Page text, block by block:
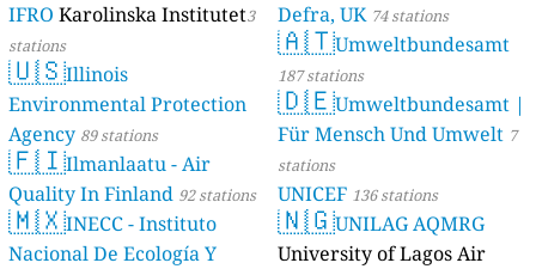
IFRO Karolinska Institutet3
stations
🇺🇸Illinois
Environmental Protection
Agency 89 stations
🇫🇮Ilmanlaatu - Air
Quality In Finland 92 stations
🇲🇽INECC - Instituto
Nacional De Ecología Y
Defra, UK 74 stations
🇦🇹Umweltbundesamt
187 stations
🇩🇪Umweltbundesamt |
Für Mensch Und Umwelt 7
stations
UNICEF 136 stations
🇳🇬UNILAG AQMRG
University of Lagos Air